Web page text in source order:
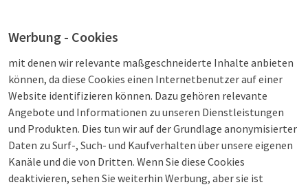
Werbung - Cookies
mit denen wir relevante maßgeschneiderte Inhalte anbieten
können, da diese Cookies einen Internetbenutzer auf einer
Website identifizieren können. Dazu gehören relevante
Angebote und Informationen zu unseren Dienstleistungen
und Produkten. Dies tun wir auf der Grundlage anonymisierter
Daten zu Surf-, Such- und Kaufverhalten über unsere eigenen
Kanäle und die von Dritten. Wenn Sie diese Cookies
deaktivieren, sehen Sie weiterhin Werbung, aber sie ist